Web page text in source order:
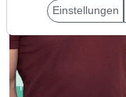
Einstellungen